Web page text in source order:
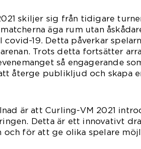
skiljer sig från tidigare
äga rum utan
19. Detta påverkar
Trots detta fortsätter
så engagerande
återge publikljud och skapa
är att Curling-VM 2021
Detta är ett innovativt
och för att ge olika spelare